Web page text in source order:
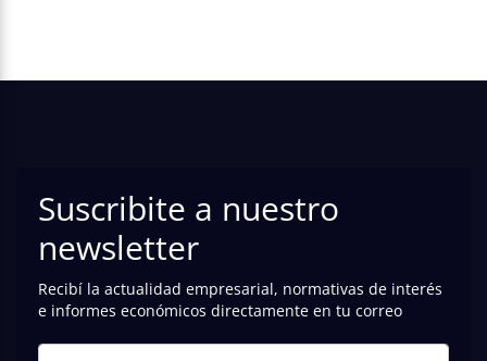
Suscribite a nuestro
newsletter
Recibí la actualidad empresarial, normativas de interés
e informes económicos directamente en tu correo